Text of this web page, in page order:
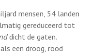
mensen, 54 landen
gereduceerd tot
dicht de gaten.
een droog, rood